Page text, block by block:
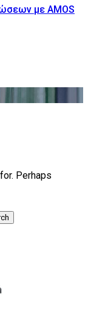
με AMOS
Perhaps